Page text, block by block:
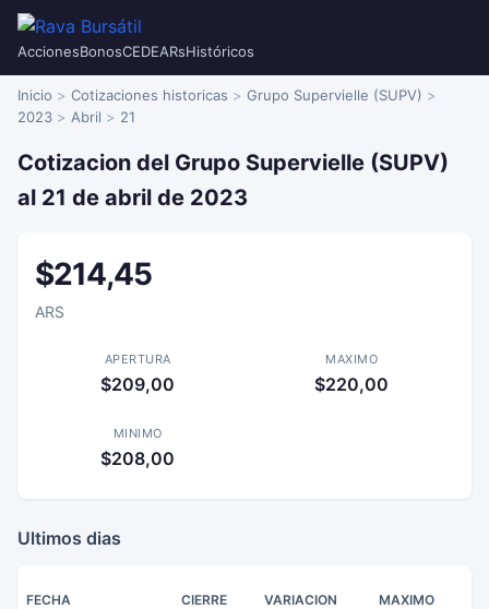
AccionesBonosCEDEARsHistóricos
Inicio Cotizaciones historicas
Grupo Supervielle (SUPV)
2023
Abril 21
Cotizacion del Grupo Supervielle (SUPV)
al 21 de abril de 2023
$214,45
ARS
APERTURA
$209,00
MAXIMO
$220,00
MINIMO
$208,00
Ultimos dias
FECHA CIERRE VARIACION MAXIMO